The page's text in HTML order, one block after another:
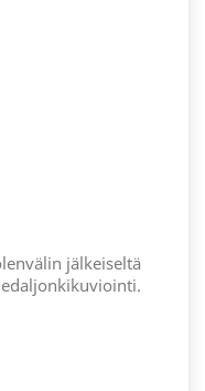
jälkeiseltä